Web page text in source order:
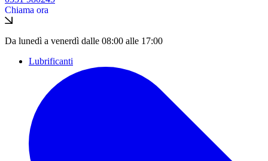
Chiama ora
Da lunedì a venerdì dalle 08:00 alle 17:00
Lubrificanti